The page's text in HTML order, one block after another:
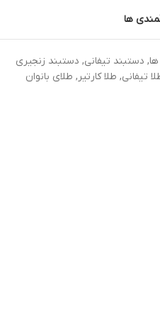
ها
, دستبند تیفانی, دستبند زنجیری
تیفانی, طلا کارتیر, طلای بانوان